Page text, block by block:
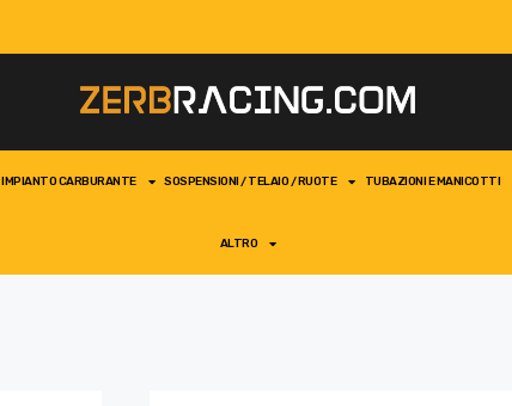
IMPIANTO CARBURANTE SOSPENSIONI / TELAIO / RUOTE TUBAZIONI E MANICOTTI
ALTRO